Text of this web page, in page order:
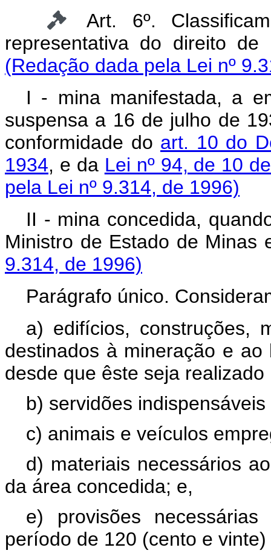
Art. 6º.
representativa do
(Redação dada pela Lei nº
I - mina manifestada, a
suspensa a 16 de julho de
conformidade do art. 10 do
1934, e da Lei nº 94, de 10
pela Lei nº 9.314, de 1996)
II - mina concedida,
Ministro de Estado de
9.314, de 1996)
Parágrafo único.
a) edifícios, construções,
destinados à mineração e
desde que êste seja
b) servidões
c) animais e veículos
d) materiais necessários
da área concedida; e,
e) provisões
período de 120 (cento e vinte)